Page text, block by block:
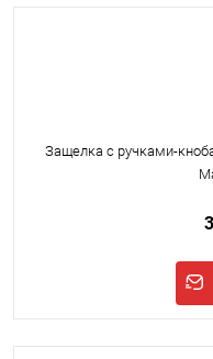
Защелка с ручками-